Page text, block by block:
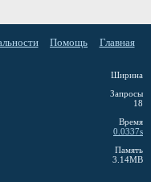
Помощь Главная
Ширина
Запросы
18
Время
0.0337s
Память
3.14MB